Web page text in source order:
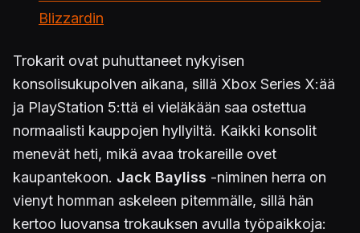
Blizzardin
Trokarit ovat puhuttaneet nykyisen
konsolisukupolven aikana, sillä Xbox Series X:ää
ja PlayStation 5:ttä ei vieläkään saa ostettua
normaalisti kauppojen hyllyiltä. Kaikki konsolit
menevät heti, mikä avaa trokareille ovet
kaupantekoon. Jack Bayliss -niminen herra on
vienyt homman askeleen pitemmälle, sillä hän
kertoo luovansa trokauksen avulla työpaikkoja: